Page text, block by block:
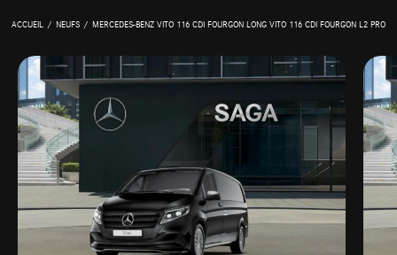
ACCUEIL NEUFS MERCEDES-BENZ VITO 116 CDI FOURGON LONG VITO 116 CDI FOURGON L2 PRO